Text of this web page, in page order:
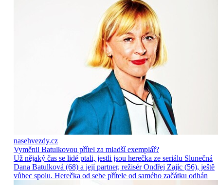
nasehvezdy.cz
Vyměnil Batulkovou přítel za mladší exemplář?
Už nějaký čas se lidé ptali, jestli jsou herečka ze seriálu Slunečná
Dana Batulková (68) a její partner, režisér Ondřej Zajíc (56), ještě
vůbec spolu. Herečka od sebe přítele od samého začátku odhán